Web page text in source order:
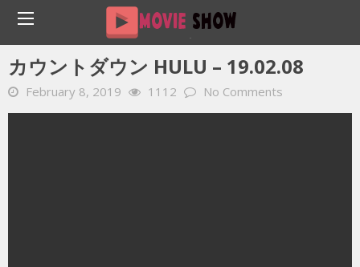
Home YOUTUBE 動画 毎日 カウントダウン Hulu – 19.02.08
カウントダウン HULU – 19.02.08
February 8, 2019 1112 No Comments